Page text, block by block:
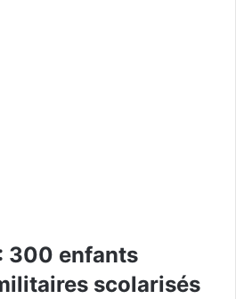
300 enfants
scolarisés